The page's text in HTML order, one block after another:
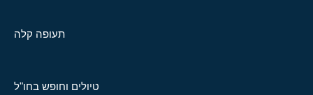
תעופה קלה
טיולים וחופש בחו"ל